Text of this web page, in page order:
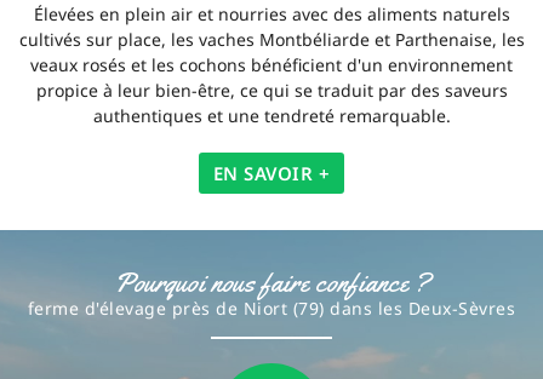
Élevées en plein air et nourries avec des aliments naturels
cultivés sur place, les vaches Montbéliarde et Parthenaise, les
veaux rosés et les cochons bénéficient d'un environnement
propice à leur bien-être, ce qui se traduit par des saveurs
authentiques et une tendreté remarquable.
EN SAVOIR +
Pourquoi nous faire confiance ?
ferme d'élevage près de Niort (79) dans les Deux-Sèvres